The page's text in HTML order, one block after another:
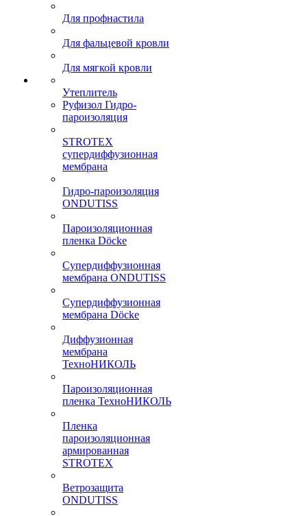
Для профнастила
Для фальцевой кровли
Для мягкой кровли
Утеплитель
Руфизол Гидро-
пароизоляция
STROTEX
супердиффузионная
мембрана
Гидро-пароизоляция
ONDUTISS
Пароизоляционная
пленка Döcke
Супердиффузионная
мембрана ONDUTISS
Супердиффузионная
мембрана Döcke
Диффузионная
мембрана
ТехноНИКОЛЬ
Пароизоляционная
пленка ТехноНИКОЛЬ
Пленка
пароизоляционная
армированная
STROTEX
Ветрозащита
ONDUTISS